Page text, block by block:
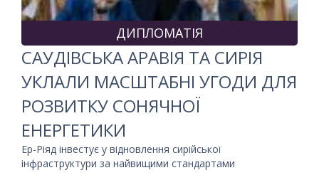
ДИПЛОМАТІЯ
САУДІВСЬКА АРАВІЯ ТА СИРІЯ
УКЛАЛИ МАСШТАБНІ УГОДИ ДЛЯ
РОЗВИТКУ СОНЯЧНОЇ
ЕНЕРГЕТИКИ
Ер-Ріяд інвестує у відновлення сирійської
інфраструктури за найвищими стандартами